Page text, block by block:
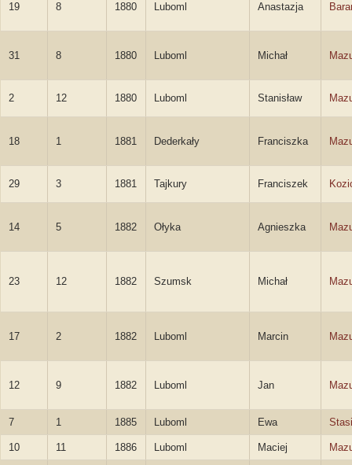
19 8 1880 Luboml Anastazja
31 8 1880 Luboml Michał
2 12 1880 Luboml Stanisław
18 1 1881 Dederkały Franciszka
29 3 1881 Tajkury Franciszek
14 5 1882 Ołyka Agnieszka
23 12 1882 Szumsk Michał
17 2 1882 Luboml Marcin
12 9 1882 Luboml Jan
7 1 1885 Luboml Ewa
10 11 1886 Luboml Maciej